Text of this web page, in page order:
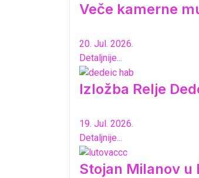
Veče kamerne
20. Jul. 2026.
Detaljnije...
Izložba Relje
19. Jul. 2026.
Detaljnije...
Stojan Milanov u